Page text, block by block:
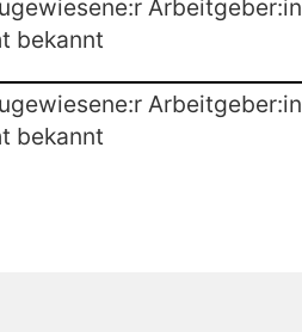
Arbeitgeber:in
bekannt
Arbeitgeber:in
bekannt